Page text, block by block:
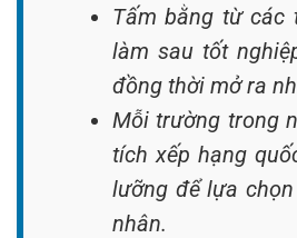
Tấm bằng từ các
làm sau tốt
đồng thời mở ra
Mỗi trường trong
tích xếp hạng
lưỡng để lựa
nhân.